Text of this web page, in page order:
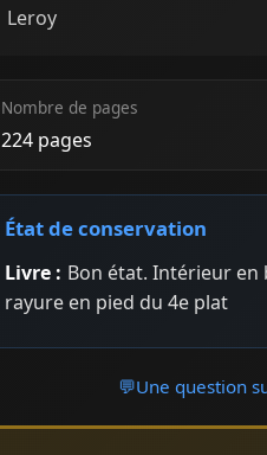
Leroy
Nombre de pages
224 pages
État de conservation
Livre : Bon état. Intérieur
rayure en pied du 4e plat
💬Une question